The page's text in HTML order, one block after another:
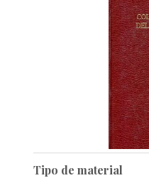
Tipo de material